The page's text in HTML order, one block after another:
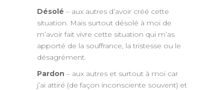
Désolé – aux autres d’avoir créé cette
situation. Mais surtout désolé à moi de
m’avoir fait vivre cette situation qui m’as
apporté de la souffrance, la tristesse ou le
désagrément.
Pardon – aux autres et surtout à moi car
j’ai attiré (de façon inconsciente souvent) et